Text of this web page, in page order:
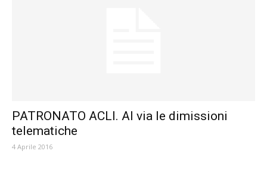
PATRONATO ACLI. Al via le dimissioni
telematiche
4 Aprile 2016